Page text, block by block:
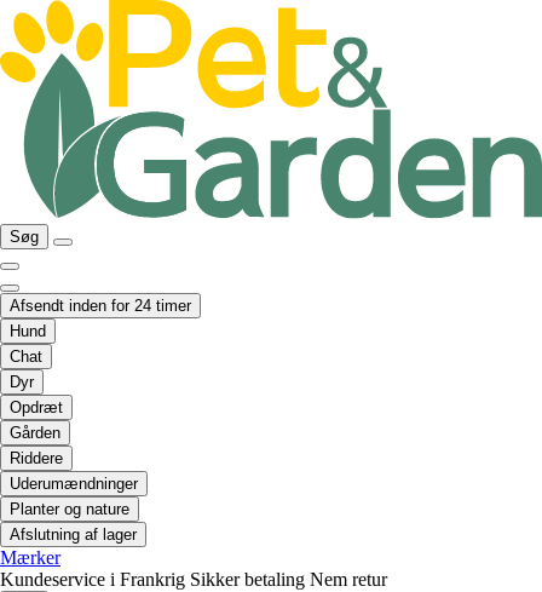
Søg
Afsendt inden for 24 timer
Hund
Chat
Dyr
Opdræt
Gården
Riddere
Uderumændninger
Planter og nature
Afslutning af lager
Mærker
Kundeservice i Frankrig Sikker betaling Nem retur